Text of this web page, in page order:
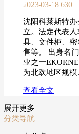
2023-03-18 630
沈阳科莱斯特办
立。法定代表
具、文件柜、
售等。 出身名
业之一
为北欧地区规模
查看全文
展开更多
分类导航